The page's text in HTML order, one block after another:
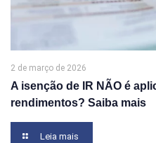
2 de março de 2026
A isenção de IR NÃO é
rendimentos? Saiba mais
Leia mais